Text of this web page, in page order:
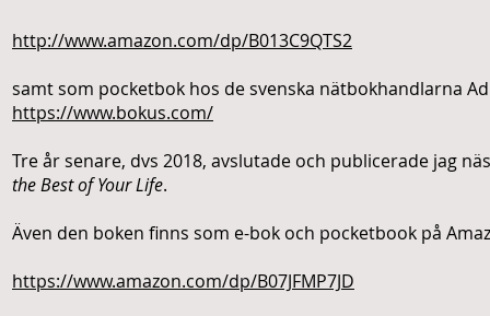
http://www.amazon.com/dp/B013C9QTS2
samt som pocketbok hos de svenska nätbokhandlarna
https://www.bokus.com/
Tre år senare, dvs 2018, avslutade och publicerade jag
the Best of Your Life.
Även den boken finns som e-bok och pocketbook på
https://www.amazon.com/dp/B07JFMP7JD